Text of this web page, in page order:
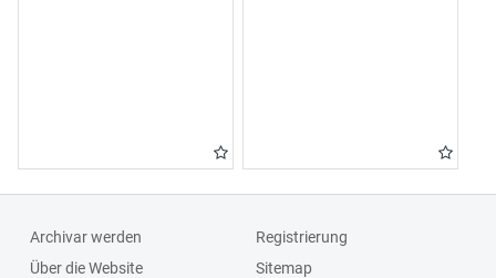
Türbekleidung;
Schlagleiste;Fenst
ersprosse
Archivar werden
Über die Website
Registrierung
Sitemap